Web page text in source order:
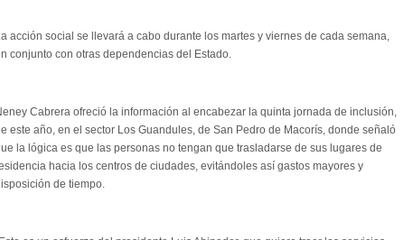
acción social se llevará a cabo durante los martes y viernes de cada semana,
conjunto con otras dependencias del Estado.
Cabrera ofreció la información al encabezar la quinta jornada de inclusión,
este año, en el sector Los Guandules, de San Pedro de Macorís, donde señaló
la lógica es que las personas no tengan que trasladarse de sus lugares de
hacia los centros de ciudades, evitándoles así gastos mayores y
de tiempo.